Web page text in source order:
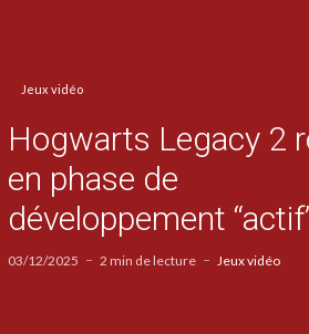
Jeux vidéo
Hogwarts Legacy 2
en phase de
développement
03/12/2025 2 min de lecture Jeux vidéo